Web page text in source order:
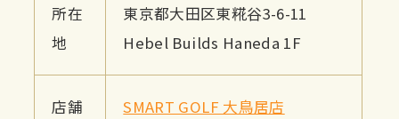
所在
地
東京都大田区東糀谷3-6-11
Hebel Builds Haneda 1F
店舗
SMART GOLF 大鳥居店